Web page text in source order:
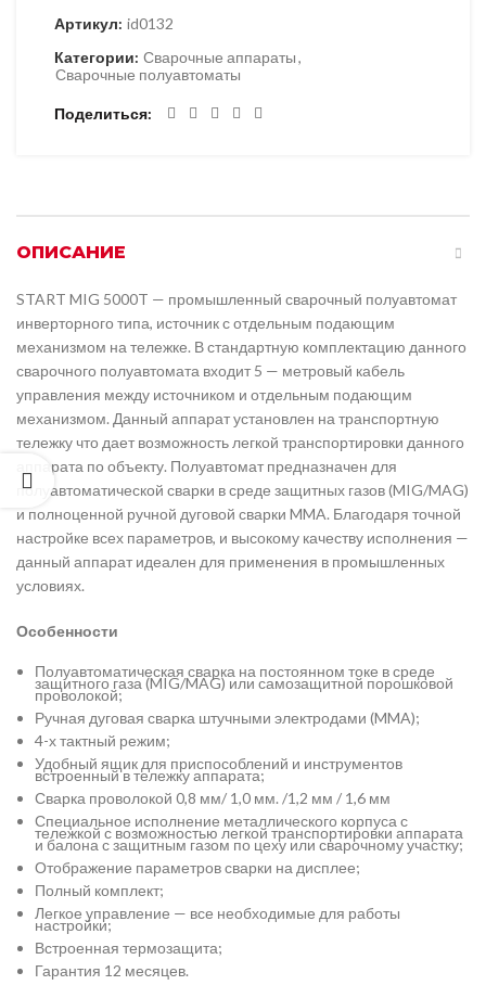
Артикул: id0132
Категории: Сварочные аппараты,
Сварочные полуавтоматы
Поделиться
ОПИСАНИЕ
START MIG 5000T — промышленный сварочный полуавтомат
инверторного типа, источник с отдельным подающим
механизмом на тележке. В стандартную комплектацию данного
сварочного полуавтомата входит 5 — метровый кабель
управления между источником и отдельным подающим
механизмом. Данный аппарат установлен на транспортную
тележку что дает возможность легкой транспортировки данного
аппарата по объекту. Полуавтомат предназначен для
полуавтоматической сварки в среде защитных газов (MIG/MAG)
и полноценной ручной дуговой сварки MMA. Благодаря точной
настройке всех параметров, и высокому качеству исполнения —
данный аппарат идеален для применения в промышленных
условиях.
Особенности
Полуавтоматическая сварка на постоянном токе в среде
защитного газа (MIG/MAG) или самозащитной порошковой
проволокой;
Ручная дуговая сварка штучными электродами (MMA);
4-х тактный режим;
Удобный ящик для приспособлений и инструментов
встроенный в тележку аппарата;
Сварка проволокой 0,8 мм/ 1,0 мм. /1,2 мм / 1,6 мм
Специальное исполнение металлического корпуса с
тележкой с возможностью легкой транспортировки аппарата
и балона с защитным газом по цеху или сварочному участку;
Отображение параметров сварки на дисплее;
Полный комплект;
Легкое управление — все необходимые для работы
настройки;
Встроенная термозащита;
Гарантия 12 месяцев.